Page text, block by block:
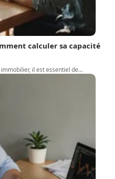
calculer sa capacité
il est essentiel de…